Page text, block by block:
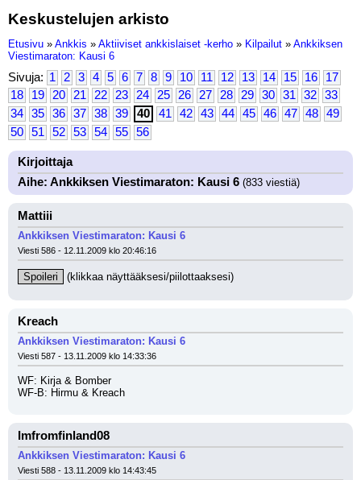
Keskustelujen arkisto
Etusivu » Ankkis » Aktiiviset ankkislaiset -kerho » Kilpailut » Ankkiksen
Viestimaraton: Kausi 6
Sivuja: 1 2 3 4 5 6 7 8 9 10 11 12 13 14 15 16
17
18
19 20 21 22 23 24 25 26 27 28 29 30 31 32
33
34
35 36 37 38 39 40 41 42 43 44 45 46 47 48
49
50
51 52 53 54 55 56
Kirjoittaja
Aihe: Ankkiksen Viestimaraton: Kausi 6 (833 viestiä)
Mattiii
Ankkiksen Viestimaraton: Kausi 6
Viesti 586 - 12.11.2009 klo 20:46:16
Spoileri (klikkaa näyttääksesi/piilottaaksesi)
Kreach
Ankkiksen Viestimaraton: Kausi 6
Viesti 587 - 13.11.2009 klo 14:33:36
WF: Kirja & Bomber
WF-B: Hirmu & Kreach
Imfromfinland08
Ankkiksen Viestimaraton: Kausi 6
Viesti 588 - 13.11.2009 klo 14:43:45